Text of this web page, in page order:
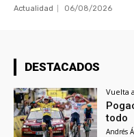
Actualidad 06/08/2026
DESTACADOS
Vuelta
todo
Andrés